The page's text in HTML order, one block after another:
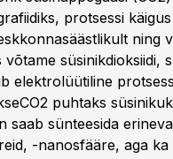
protsessi
ning
süsinikdioksiidi,
elektrolüütiline
puhtaks
saab sünteesida
-nanosfääre, aga ka